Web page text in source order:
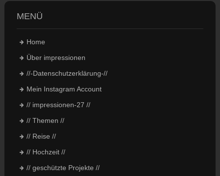
MENÜ
Home
Über impressionen
//-Datenschutzerklärung-//
Mein Instagram Account
// impressionen-27 //
// Themen //
// Reise //
// Hochzeit //
// geschützte Projekte //